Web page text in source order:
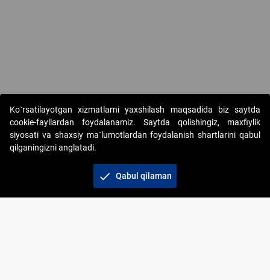
Copyright © 2017-2026. "Elektron onlayn-auksionlarni
tashkil etish" AJ. Barcha huquqlar himoyalangan
Ko`rsatilayotgan xizmatlarni yaxshilash maqsadida biz saytda
cookie-fayllardan foydalanamiz. Saytda qolishingiz, maxfiylik
siyosati va shaxsiy ma`lumotlardan foydalanish shartlarini qabul
qilganingizni anglatadi.
check Qabul qilaman